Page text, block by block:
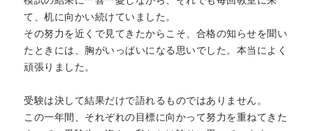
て、机に向かい続けていました。
その努力を近くで見てきたからこそ、合格の知らせを聞い
たときには、胸がいっぱいになる思いでした。本当によく
頑張りました。
受験は決して結果だけで語れるものではありません。
この一年間、それぞれの目標に向かって努力を重ねてきた